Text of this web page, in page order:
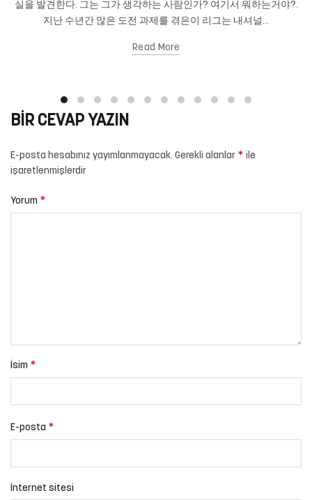
실을 발견한다. 그는 그가 생각하는 사람인가? 여기서 뭐하는거야?.
지난 수년간 많은 도전 과제를 겪은이 리그는 내셔널...
Read More
BIR CEVAP YAZIN
E-posta hesabınız yayımlanmayacak. Gerekli alanlar * ile
işaretlenmişlerdir
Yorum *
İsim *
E-posta *
İnternet sitesi